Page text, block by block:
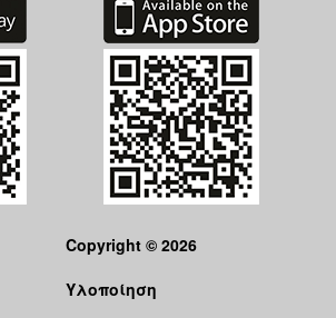
Copyright © 2026
Υλοποίηση